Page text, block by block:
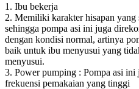
1. Ibu bekerja
2. Memiliki karakter hisapan yang
sehingga pompa asi ini juga
dengan kondisi normal, artinya
baik untuk ibu menyusui yang
menyusui.
3. Power pumping : Pompa asi ini
frekuensi pemakaian yang tinggi